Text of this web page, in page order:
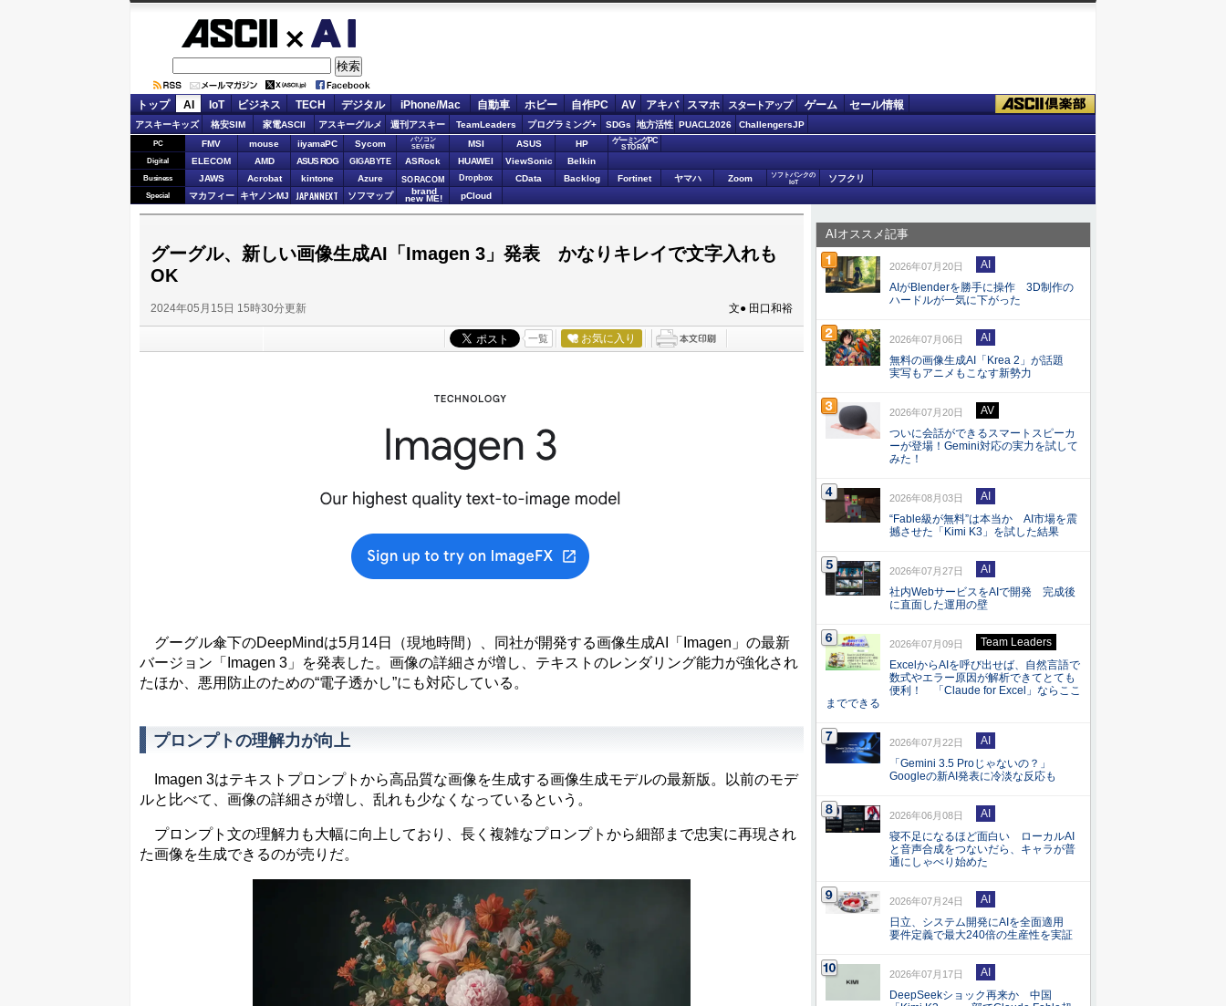
ASCII.jp AI
トップ AI IoT ビジネス TECH デジタル iPhone/Mac 自動車 ホビー 自作PC AV アキバ スマホ スタートアップ ゲーム セール情報
アスキーキッズ 格安SIM 家電ASCII アスキーグルメ 週刊アスキー TeamLeaders プログラミング+ SDGs 地方活性 PUACL2026 ChallengersJP
PC FMV mouse iiyamaPC Sycom
パソコン
SEVEN
MSI ASUS HP ゲーミングPC
STORM
Digital ELECOM AMD ASUS ROG GIGABYTE ASRock HUAWEI ViewSonic Belkin
Business JAWS Acrobat kintone Azure SORACOM Dropbox CData Backlog Fortinet ヤマハ Zoom
ソフトバンクの
IoT
ソフクリ
Special マカフィー キヤノンMJ JAPANNEXT ソフマップ brand
new ME! pCloud
グーグル、新しい画像生成AI「Imagen 3」発表 かなりキレイで文字入れも
OK
2024年05月15日 15時30分更新 文● 田口和裕
一覧 お気に入り
グーグル傘下のDeepMindは5月14日（現地時間）、同社が開発する画像生成AI「Imagen」の最新
バージョン「Imagen 3」を発表した。画像の詳細さが増し、テキストのレンダリング能力が強化され
たほか、悪用防止のための“電子透かし”にも対応している。
プロンプトの理解力が向上
Imagen 3はテキストプロンプトから高品質な画像を生成する画像生成モデルの最新版。以前のモデ
ルと比べて、画像の詳細さが増し、乱れも少なくなっているという。
プロンプト文の理解力も大幅に向上しており、長く複雑なプロンプトから細部まで忠実に再現され
た画像を生成できるのが売りだ。
AIオススメ記事
2026年07月20日
AI
AIがBlenderを勝手に操作 3D制作の
ハードルが一気に下がった
2026年07月06日
AI
無料の画像生成AI「Krea 2」が話題
実写もアニメもこなす新勢力
2026年07月20日
AV
ついに会話ができるスマートスピーカ
ーが登場！Gemini対応の実力を試して
みた！
2026年08月03日
AI
“Fable級が無料”は本当か AI市場を震
撼させた「Kimi K3」を試した結果
2026年07月27日
AI
社内WebサービスをAIで開発 完成後
に直面した運用の壁
2026年07月09日
Team Leaders
ExcelからAIを呼び出せば、自然言語で
数式やエラー原因が解析できてとても
便利！ 「Claude for Excel」ならここ
までできる
2026年07月22日
AI
「Gemini 3.5 Proじゃないの？」
Googleの新AI発表に冷淡な反応も
2026年06月08日
AI
寝不足になるほど面白い ローカルAI
と音声合成をつないだら、キャラが普
通にしゃべり始めた
2026年07月24日
AI
日立、システム開発にAIを全面適用
要件定義で最大240倍の生産性を実証
2026年07月17日
AI
DeepSeekショック再来か 中国